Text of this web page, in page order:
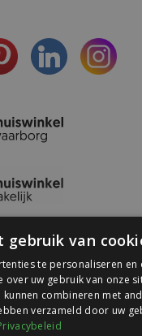
gebruik van
te personaliseren en
uw gebruik van onze
combineren met
verzameld door uw